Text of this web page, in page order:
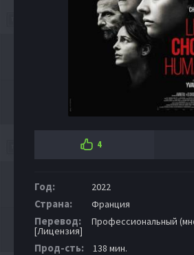
4
Год: 2022
Страна: Франция
Перевод: Профессиональный
[Лицензия]
Прод-сть: 138 мин.